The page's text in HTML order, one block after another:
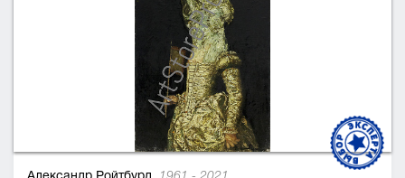
Александр Ройтбурд, 1961 - 2021